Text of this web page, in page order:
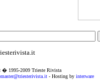
� 1995-2009 Trieste Rivista
- Hosting by interware